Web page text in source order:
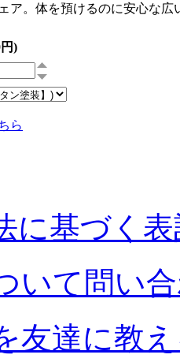
ア。体を預けるのに安心な
)
ら
に基づく
いて問い
友達に教